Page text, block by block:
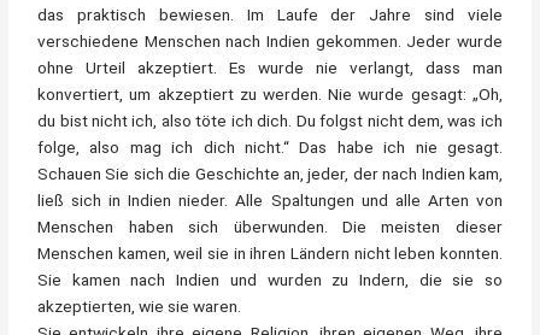
das praktisch bewiesen. Im Laufe der Jahre sind viele
verschiedene Menschen nach Indien gekommen. Jeder wurde
ohne Urteil akzeptiert. Es wurde nie verlangt, dass man
konvertiert, um akzeptiert zu werden. Nie wurde gesagt: „Oh,
du bist nicht ich, also töte ich dich. Du folgst nicht dem, was ich
folge, also mag ich dich nicht.“ Das habe ich nie gesagt.
Schauen Sie sich die Geschichte an, jeder, der nach Indien kam,
ließ sich in Indien nieder. Alle Spaltungen und alle Arten von
Menschen haben sich überwunden. Die meisten dieser
Menschen kamen, weil sie in ihren Ländern nicht leben konnten.
Sie kamen nach Indien und wurden zu Indern, die sie so
akzeptierten, wie sie waren.